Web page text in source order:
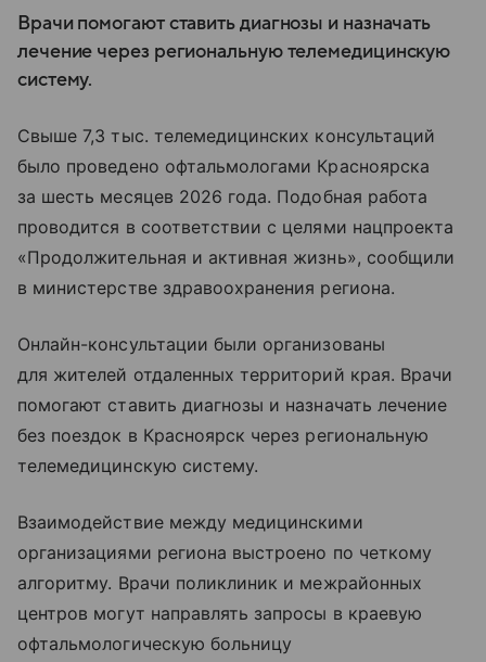
Врачи помогают ставить диагнозы и назначать
лечение через региональную телемедицинскую
систему.
Свыше 7,3 тыс. телемедицинских консультаций
было проведено офтальмологами Красноярска
за шесть месяцев 2026 года. Подобная работа
проводится в соответствии с целями нацпроекта
«Продолжительная и активная жизнь», сообщили
в министерстве здравоохранения региона.
Онлайн-консультации были организованы
для жителей отдаленных территорий края. Врачи
помогают ставить диагнозы и назначать лечение
без поездок в Красноярск через региональную
телемедицинскую систему.
Взаимодействие между медицинскими
организациями региона выстроено по четкому
алгоритму. Врачи поликлиник и межрайонных
центров могут направлять запросы в краевую
офтальмологическую больницу